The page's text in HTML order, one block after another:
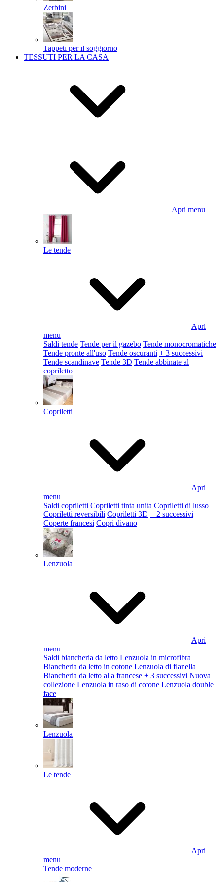
Zerbini
Tappeti per il soggiorno
TESSUTI PER LA CASA
Apri menu
Le tende
Apri
menu
Saldi tende Tende per il gazebo Tende monocromatiche
Tende pronte all'uso Tende oscuranti + 3 successivi
Tende scandinave Tende 3D Tende abbinate al
copriletto
Copriletti
Apri
menu
Saldi copriletti Copriletti tinta unita Copriletti di lusso
Copriletti reversibili Copriletti 3D + 2 successivi
Coperte francesi Copri divano
Lenzuola
Apri
menu
Saldi biancheria da letto Lenzuola in microfibra
Biancheria da letto in cotone Lenzuola di flanella
Biancheria da letto alla francese + 3 successivi Nuova
collezione Lenzuola in raso di cotone Lenzuola double
face
Lenzuola
Le tende
Apri
menu
Tende moderne